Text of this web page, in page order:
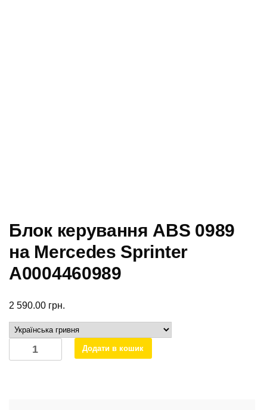
Блок керування ABS 0989
на Mercedes Sprinter
A0004460989
2 590.00 грн.
керування
Додати в кошик